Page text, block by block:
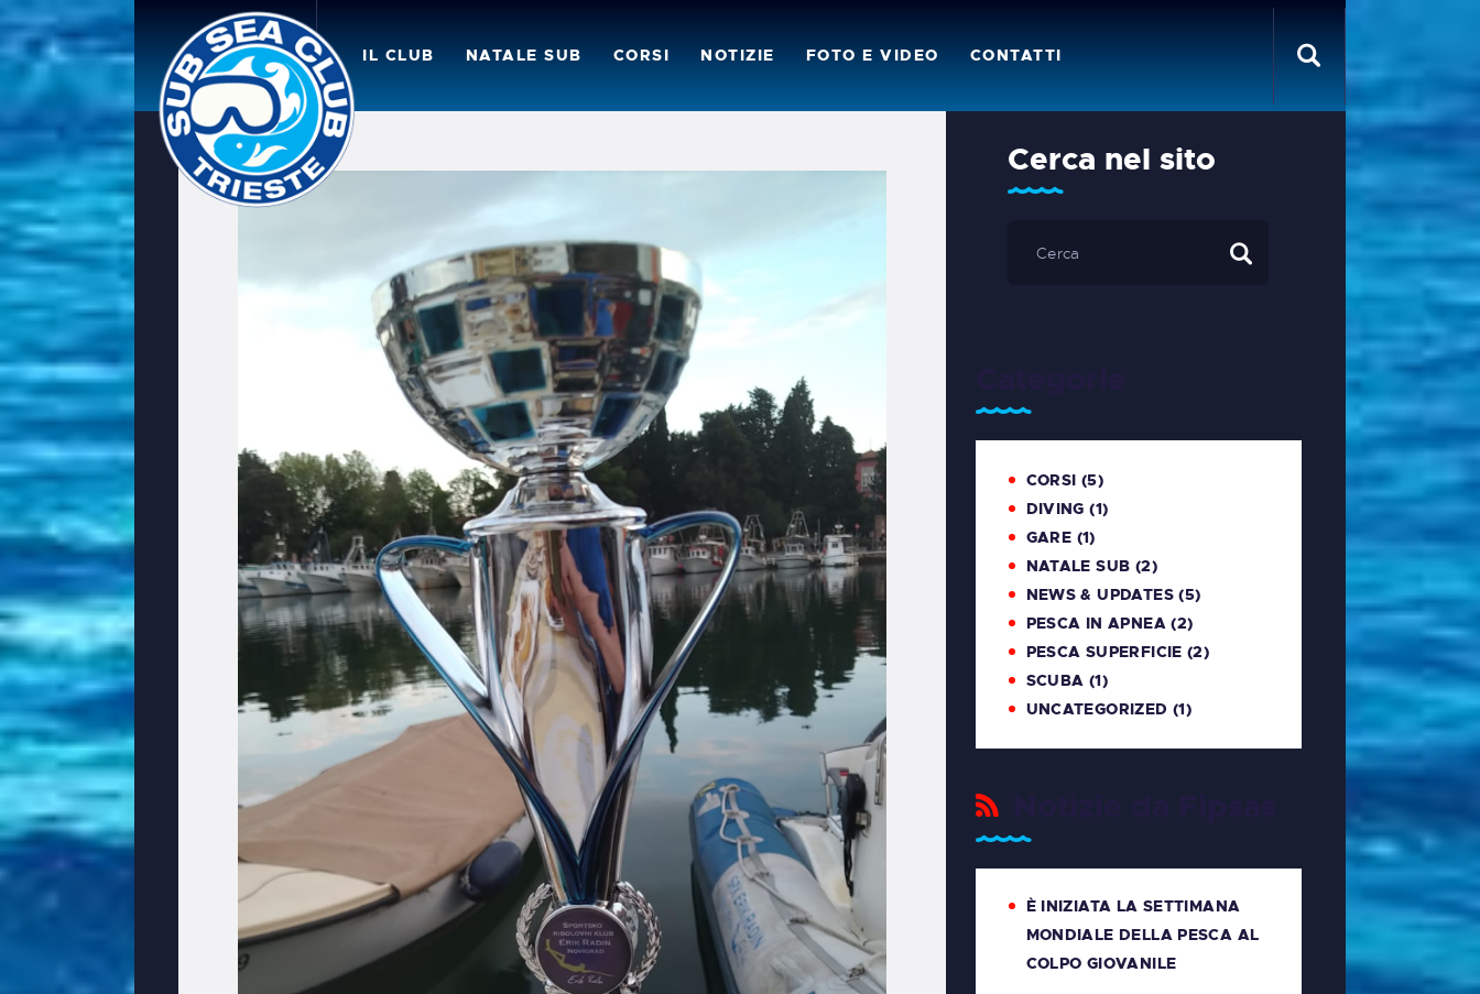
IL CLUB NATALE SUB CORSI NOTIZIE FOTO E VIDEO CONTATTI
IL CLUB
NATALE SUB
NOTIZIE
FOTO E VIDEO
CONTATTI
Cerca nel sito
CORSI (5)
DIVING (1)
GARE (1)
NATALE SUB (2)
NEWS & UPDATES(5)
PESCA IN APNEA(2)
PESCA SUPERFICIE (2)
SCUBA (1)
UNCATEGORIZED (1)
È INIZIATA LA SETTIMANA
MONDIALE DELLA PESCA AL
COLPO GIOVANILE